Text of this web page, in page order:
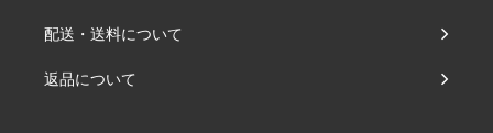
配送・送料について
返品について